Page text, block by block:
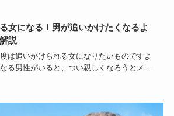
女になる！男が追いかけたくなるよ
説
は追いかけられる女になりたいものですよ
る男性がいると、つい親しくなろうとメー